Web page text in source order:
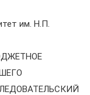
им. Н.П.